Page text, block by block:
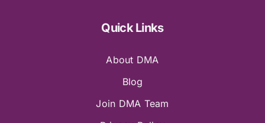
Quick Links
About DMA
Blog
Join DMA Team